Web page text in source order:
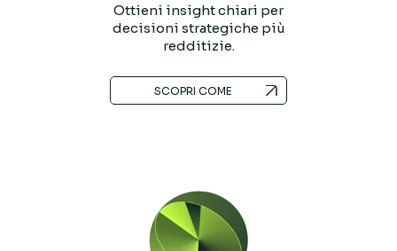
Ottieni insight chiari per
decisioni strategiche più
redditizie.
SCOPRI COME